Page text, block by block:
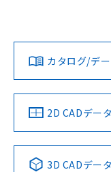
ダウンロードデータ
みください。
ソフトウェアの使用条
対応済み
中国 RoHS 注意
LR型式承認
（イギリス
船舶規格）
No
カタログ/デ
2D CADデータ
3D CADデータ